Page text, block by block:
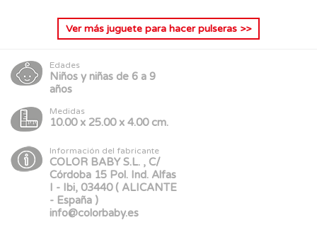
Ver más juguete para hacer pulseras >>
Edades
Niños y niñas de 6 a 9
años
Medidas
10.00 x 25.00 x 4.00 cm.
Información del fabricante
COLOR BABY S.L. , C/
Córdoba 15 Pol. Ind. Alfas
I - Ibi, 03440 ( ALICANTE
- España )
info@colorbaby.es